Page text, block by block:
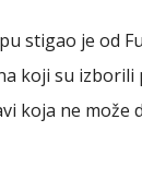
stigao je od
koji su izborili
koja ne